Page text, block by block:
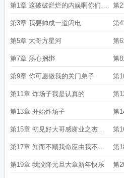
代艺术家百度z世代艺术家顶点笔趣阁 z世
读免费完整版 Z世代艺术家笔趣阁免费阅读
完整版免费z世代艺术家超酥面包 z世代
术家在线阅读z世代艺术家在线阅读 Z世
家免费Z世代艺术家篱笆好 z世代艺术家
趣阁最新章节Z世代艺术家免费 Z世代艺
笔趣阁z世代艺术家精校版 Z世代艺术家
世代艺术家无错版z世代艺术家百度百科z
面包
Z世代艺术家全本z世代艺术家 无弹窗
术家笔趣阁5200z世代艺术家女主z世代
第1章 这破破烂烂的内娱啊你们可
太需要我
第
第3章 我要帅成一道闪电 第
第5章 大哥方星河 第
第7章 黑心捆绑 第
第9章 你可愿做我的关门弟子 第
第11章 炸场子我是认真的 第
那
第13章 开始炸场子 第
第15章 初见好大哥感谢业之杰体
育大哥
第
友
第17章 知而不顺我命应由我不应
由天感
第
第19章 我没降元旦大章新年快乐 第